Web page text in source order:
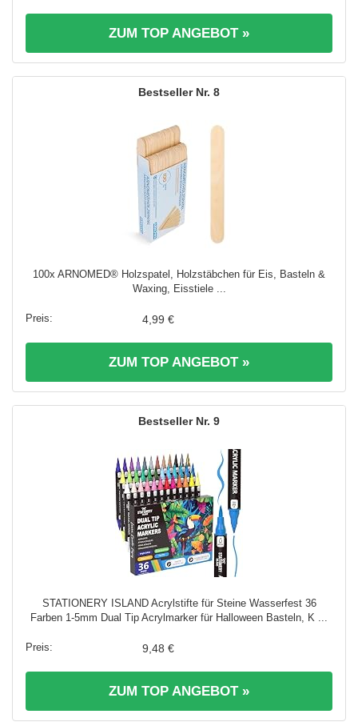
ZUM TOP ANGEBOT »
8
100x ARNOMED® Holzspatel, Holzstäbchen für Eis, Basteln &
Waxing, Eisstiele ...
4,99 €
ZUM TOP ANGEBOT »
9
STATIONERY ISLAND Acrylstifte für Steine Wasserfest 36
Farben 1-5mm Dual Tip Acrylmarker für Halloween Basteln, K ...
9,48 €
ZUM TOP ANGEBOT »